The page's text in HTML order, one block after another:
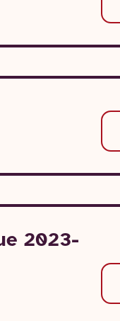
2023-